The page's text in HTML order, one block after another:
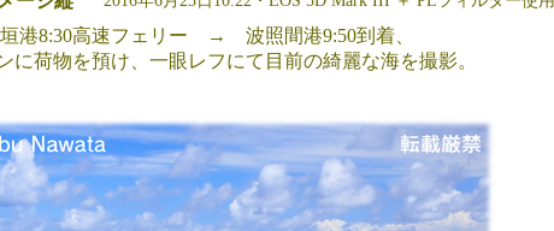
港8:30高速フェリー → 波照間港9:50到着、
に荷物を預け、一眼レフにて目前の綺麗な海を撮影。